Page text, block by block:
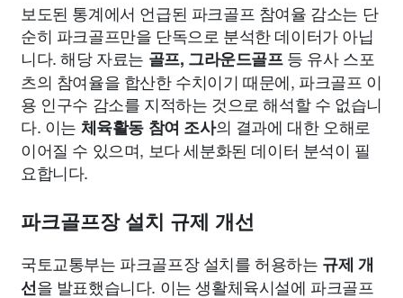
보도된 통계에서 언급된 파크골프 참여율 감소는 단
순히 파크골프만을 단독으로 분석한 데이터가 아닙
니다. 해당 자료는 골프, 그라운드골프등 유사 스포
츠의 참여율을 합산한 수치이기 때문에, 파크골프 이
용 인구수 감소를 지적하는 것으로 해석할 수 없습니
다. 이는 체육활동 참여 조사의 결과에 대한 오해로
이어질 수 있으며, 보다 세분화된 데이터 분석이 필
요합니다.
파크골프장 설치 규제 개선
국토교통부는 파크골프장 설치를 허용하는 규제 개
선을 발표했습니다. 이는 생활체육시설에 파크골프